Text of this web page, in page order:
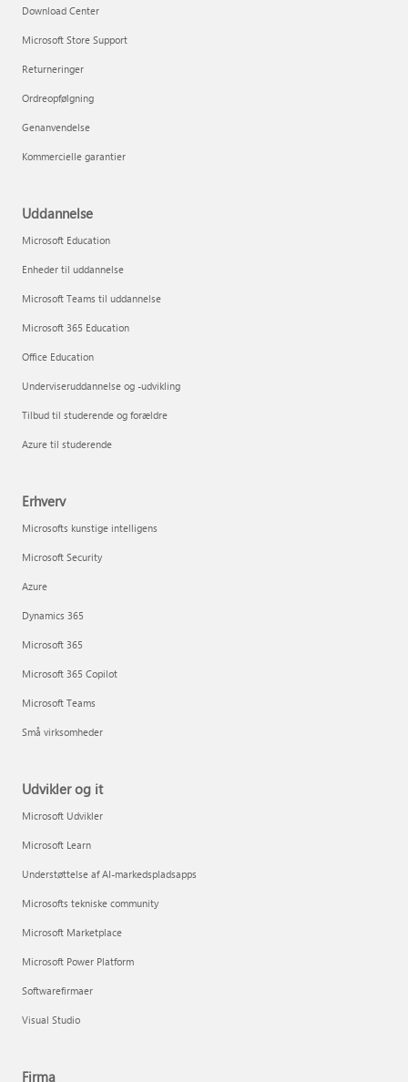
Download Center
Microsoft Store Support
Returneringer
Ordreopfølgning
Genanvendelse
Kommercielle garantier
Uddannelse
Microsoft Education
Enheder til uddannelse
Microsoft Teams til uddannelse
Microsoft 365 Education
Office Education
Underviseruddannelse og -udvikling
Tilbud til studerende og forældre
Azure til studerende
Erhverv
Microsofts kunstige intelligens
Microsoft Security
Azure
Dynamics 365
Microsoft 365
Microsoft 365 Copilot
Microsoft Teams
Små virksomheder
Udvikler og it
Microsoft Udvikler
Microsoft Learn
Understøttelse af AI-markedspladsapps
Microsofts tekniske community
Microsoft Marketplace
Microsoft Power Platform
Softwarefirmaer
Visual Studio
Firma